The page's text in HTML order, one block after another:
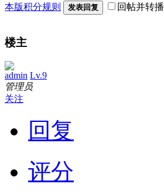
本版积分规则 发表回复 回帖并转播
楼主
admin Lv.9
管理员
关注
回复
评分